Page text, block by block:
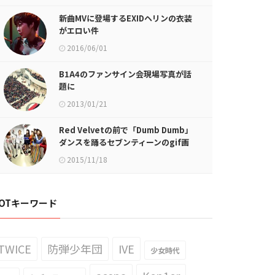
新曲MVに登場するEXIDヘリンの衣装
がエロい件
2016/06/01
B1A4のファンサイン会現場写真が話
題に
2013/01/21
Red Velvetの前で「Dumb Dumb」
ダンスを踊るセブンティーンのgif画
像が話題に
2015/11/18
キーワード
防弾少年団 IVE 少女時代